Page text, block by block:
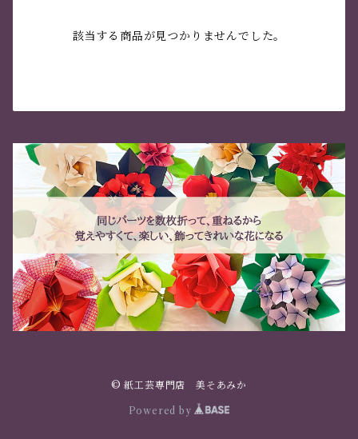
該当する商品が見つかりませんでした。
© 紙工芸専門店 美そあみか
Powered by